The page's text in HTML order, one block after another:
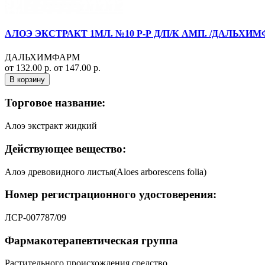
АЛОЭ ЭКСТРАКТ 1МЛ. №10 Р-Р Д/П/К АМП. /
ДАЛЬХИМФАРМ
от 132.00 р. от 147.00 р.
В корзину
Торговое название:
Алоэ экстракт жидкий
Действующее вещество:
Алоэ древовидного листья(Aloes arborescens folia)
Номер регистрационного удостоверения:
ЛСР-007787/09
Фармакотерапевтическая группа